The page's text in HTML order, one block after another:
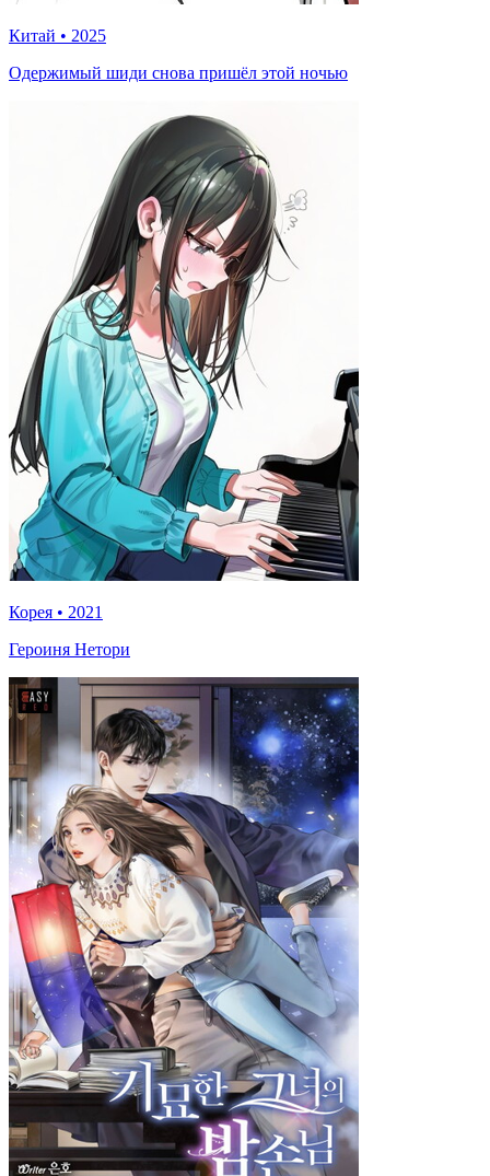
Китай • 2025
Одержимый шиди снова пришёл этой ночью
Корея • 2021
Героиня Нетори